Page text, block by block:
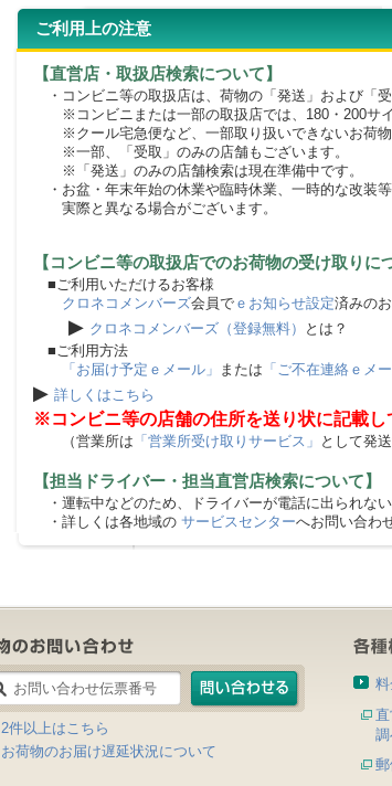
ご利用上の注意
【直営店・取扱店検索について】
・コンビニ等の取扱店は、荷物の「発送」および「
※コンビニまたは一部の取扱店では、180・200サイ
※クール宅急便など、一部取り扱いできないお荷物
※一部、「受取」のみの店舗もございます。
※「発送」のみの店舗検索は現在準備中です。
・お盆・年末年始の休業や臨時休業、一時的な改装
実際と異なる場合がございます。
【コンビニ等の取扱店でのお荷物の受け取り
■ご利用いただけるお客様
クロネコメンバーズ会員で ｅお知らせ設定済みの
▶ クロネコメンバーズ（登録無料）
とは？
■ご利用方法
「お届け予定ｅメール」 または 「ご不在連絡ｅメー
▶ 詳しくはこちら
※コンビニ等の店舗の住所を送り状に記載し
（営業所は 「営業所受け取りサービス」 として発
【担当ドライバー・担当直営店検索について】
・運転中などのため、ドライバーが電話に出られない
・詳しくは各地域の サービスセンターへお問い合わ
2件以上はこちら
お荷物のお届け遅延状況について
調